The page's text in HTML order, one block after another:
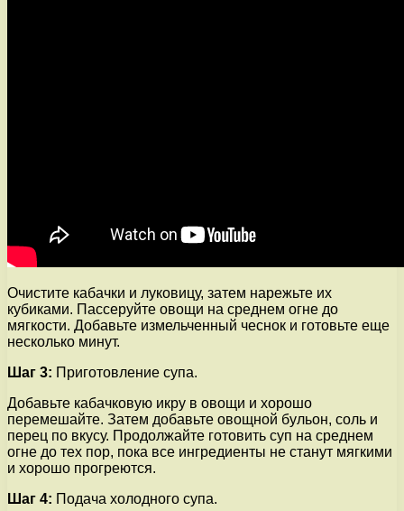
Очистите кабачки и луковицу, затем нарежьте их
кубиками. Пассеруйте овощи на среднем огне до
мягкости. Добавьте измельченный чеснок и готовьте еще
несколько минут.
Шаг 3: Приготовление супа.
Добавьте кабачковую икру в овощи и хорошо
перемешайте. Затем добавьте овощной бульон, соль и
перец по вкусу. Продолжайте готовить суп на среднем
огне до тех пор, пока все ингредиенты не станут мягкими
и хорошо прогреются.
Шаг 4: Подача холодного супа.